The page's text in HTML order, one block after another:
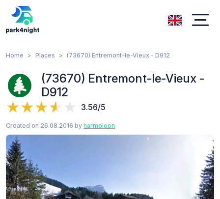
Home Places (73670) Entremont-le-Vieux - D912
(73670) Entremont-le-Vieux -
D912
3.56/5
Created on 26.08.2016 by harmoleon